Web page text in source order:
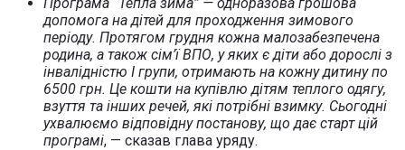
допомога на дітей для проходження зимового
періоду. Протягом грудня кожна малозабезпечена
родина, а також сім’ї ВПО, у яких є діти або дорослі з
інвалідністю І групи, отримають на кожну дитину по
6500 грн. Це кошти на купівлю дітям теплого одягу,
взуття та інших речей, які потрібні взимку. Сьогодні
ухвалюємо відповідну постанову, що дає старт цій
програмі, — сказав глава уряду.